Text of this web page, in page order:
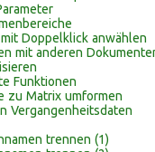
Doppelklick anwählen
mit anderen
Funktionen
zu Matrix umformen
Vergangenheitsdaten
trennen (1)